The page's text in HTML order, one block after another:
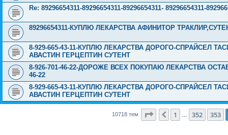
Re: 89296654311-89296654311-89296654311- 89296654311-
89296654311-КУПЛЮ ЛЕКАРСТВА АФИНИТОР
8-929-665-43-11-КУПЛЮ ЛЕКАРСТВА ДОРОГО-СПРАЙСЕЛ
АВАСТИН ГЕРЦЕПТИН СУТЕНТ
8-926-701-46-22-ДОРОЖЕ ВСЕХ ПОКУПАЮ ЛЕКАРСТВА
46-22
8-929-665-43-11-КУПЛЮ ЛЕКАРСТВА ДОРОГО-СПРАЙСЕЛ
АВАСТИН ГЕРЦЕПТИН СУТЕНТ
10718 тем Страница 354из 429
Пред.
1 352 353